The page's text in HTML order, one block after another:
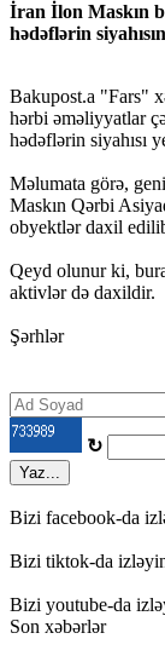
İran İlon Maskın
hədəflərin
Bakupost.a "Fars"
hərbi əməliyyatlar
hədəflərin siyahısı
Məlumata görə,
Maskın Qərbi
obyektlər daxil
Qeyd olunur ki,
aktivlər də daxildir.
Şərhlər
↻
Yaz...
Bizi facebook-da
Bizi tiktok-da
Bizi youtube-da
Son xəbərlər